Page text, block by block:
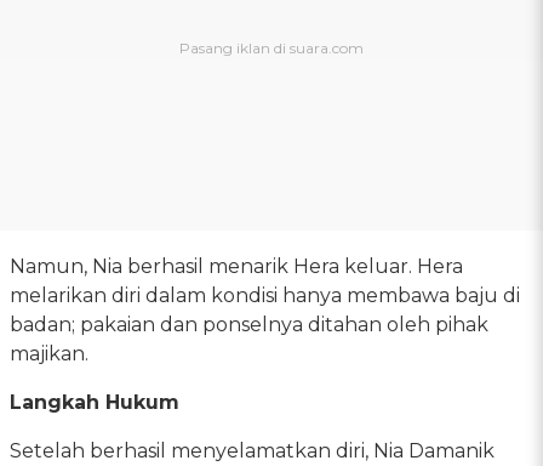
Namun, Nia berhasil menarik Hera keluar. Hera
melarikan diri dalam kondisi hanya membawa baju di
badan; pakaian dan ponselnya ditahan oleh pihak
majikan.
Langkah Hukum
Setelah berhasil menyelamatkan diri, Nia Damanik